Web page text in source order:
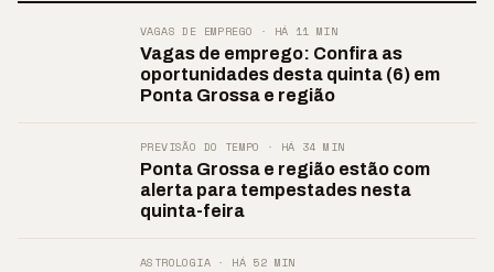
VAGAS DE EMPREGO · HÁ 11 MIN
Vagas de emprego: Confira as
oportunidades desta quinta (6) em
Ponta Grossa e região
PREVISÃO DO TEMPO · HÁ 34 MIN
Ponta Grossa e região estão com
alerta para tempestades nesta
quinta-feira
ASTROLOGIA · HÁ 52 MIN